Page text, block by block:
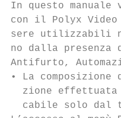
In questo
con il Polyx
sere utilizzabili
no dalla
Antifurto,
• La composizione
zione
cabile solo dal